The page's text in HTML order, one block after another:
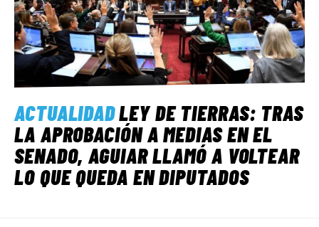
ACTUALIDADLEY DE TIERRAS: TRAS
LA APROBACIÓN A MEDIAS EN EL
SENADO, AGUIAR LLAMÓ A VOLTEAR
LO QUE QUEDA EN DIPUTADOS